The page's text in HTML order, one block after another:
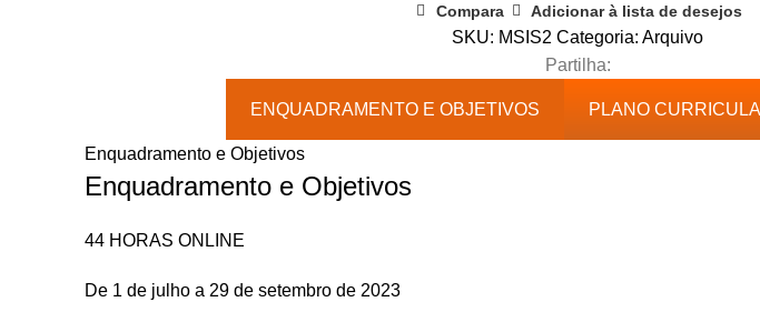
Social
Compara Adicionar à lista de desejos
SKU: MSIS2Categoria: Arquivo
Partilha:
ENQUADRAMENTO E OBJETIVOS PLANO
Enquadramento e Objetivos
Enquadramento e Objetivos
44 HORAS ONLINE
De 1 de julho a 29 de setembro de 2023